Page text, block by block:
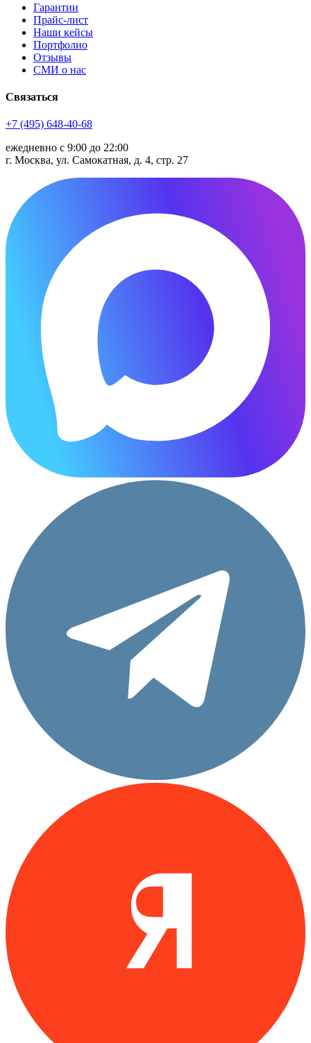
Гарантии
Прайс-лист
Наши кейсы
Портфолио
Отзывы
СМИ о нас
Связаться
+7 (495) 648-40-68
ежедневно с 9:00 до 22:00
г. Москва, ул. Самокатная, д. 4, стр. 27